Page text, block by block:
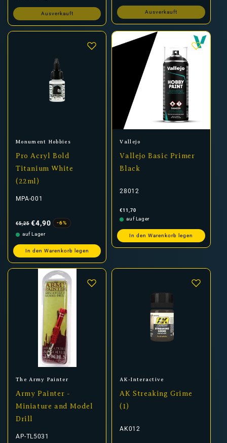
Ausverkauft Ausverkauft
Anbieter:
Monument Hobbies
Pro Acryl Bold
Titanium White
(22ml)
MPA-001
Preis
€5,25 €4,90
-6%
auf Lager
In den Warenkorb legen
Anbieter:
Vallejo
Vallejo Basic Primer
Black
28012
Normaler
Preis
€11,70
auf Lager
In den Warenkorb legen
Anbieter:
The Army Painter
Army Painter -
Miniature and Model
Drill
AP-TL5031
Anbieter:
AK-Interactive
AK Streaking Grime
(1)
AK012